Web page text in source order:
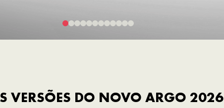
VERSÕES DO NOVO ARGO 2026